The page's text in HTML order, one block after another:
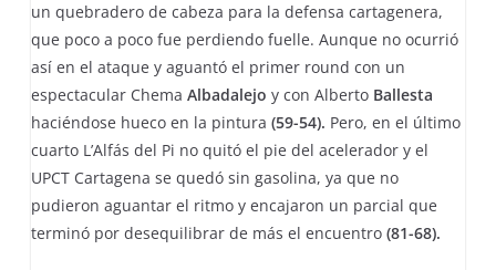
un quebradero de cabeza para la defensa cartagenera,
que poco a poco fue perdiendo fuelle. Aunque no ocurrió
así en el ataque y aguantó el primer round con un
espectacular ChemaAlbadalejo y con Alberto Ballesta
haciéndose hueco en la pintura(59-54). Pero, en el último
cuarto L’Alfás del Pi no quitó el pie del acelerador y el
UPCT Cartagena se quedó sin gasolina, ya que no
pudieron aguantar el ritmo y encajaron un parcial que
terminó por desequilibrar de más el encuentro (81-68).